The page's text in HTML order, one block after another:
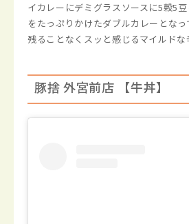
イカレーにデミグラスソースに5穀5
をたっぷりかけたダブルカレーとな
残ることなくスッと感じるマイルドな
豚捨 外宮前店 【牛丼】